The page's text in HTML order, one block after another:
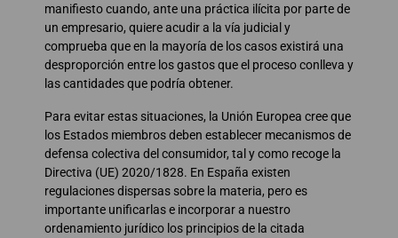
manifiesto cuando, ante una práctica ilícita por parte de
un empresario, quiere acudir a la vía judicial y
comprueba que en la mayoría de los casos existirá una
desproporción entre los gastos que el proceso conlleva y
las cantidades que podría obtener.
Para evitar estas situaciones, la Unión Europea cree que
los Estados miembros deben establecer mecanismos de
defensa colectiva del consumidor, tal y como recoge la
Directiva (UE) 2020/1828. En España existen
regulaciones dispersas sobre la materia, pero es
importante unificarlas e incorporar a nuestro
ordenamiento jurídico los principios de la citada